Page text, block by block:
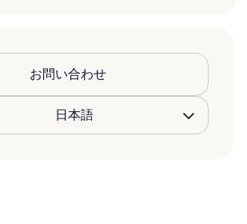
お問い合わせ